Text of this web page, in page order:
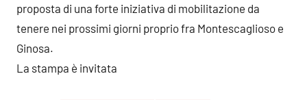
proposta di una forte iniziativa di mobilitazione da
tenere nei prossimi giorni proprio fra Montescaglioso e
Ginosa.
La stampa è invitata